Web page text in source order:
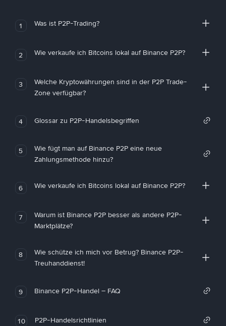
1 Was ist P2P-Trading?
2 Wie verkaufe ich Bitcoins lokal auf Binance P2P?
3
Welche Kryptowährungen sind in der P2P Trade-
Zone verfügbar?
4 Glossar zu P2P-Handelsbegriffen
5
Wie fügt man auf Binance P2P eine neue
Zahlungsmethode hinzu?
6 Wie verkaufe ich Bitcoins lokal auf Binance P2P?
7
Warum ist Binance P2P besser als andere P2P-
Marktplätze?
8
Wie schütze ich mich vor Betrug? Binance P2P-
Treuhanddienst!
9 Binance P2P-Handel – FAQ
10 P2P-Handelsrichtlinien